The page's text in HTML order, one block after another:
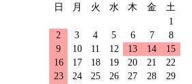
日
月 火 水 木 金
土
1
2
3 4 5 6 7
8
9
10 11 12 13 14
15
16
17 18 19 20 21
22
23
24 25 26 27 28
29